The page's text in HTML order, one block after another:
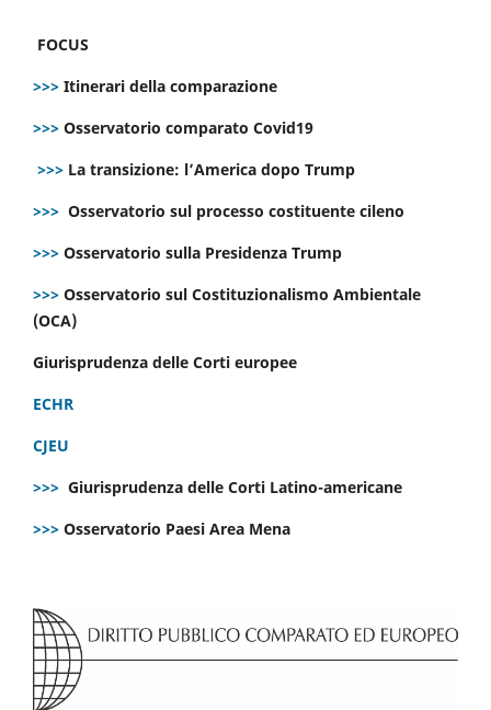
FOCUS
>>> Itinerari della comparazione
>>> Osservatorio comparato Covid19
>>> La transizione: l’America dopo Trump
>>> Osservatorio sul processo costituente cileno
>>> Osservatorio sulla Presidenza Trump
>>> Osservatorio sul Costituzionalismo Ambientale
(OCA)
Giurisprudenza delle Corti europee
ECHR
CJEU
>>> Giurisprudenza delle Corti Latino-americane
>>> Osservatorio Paesi Area Mena